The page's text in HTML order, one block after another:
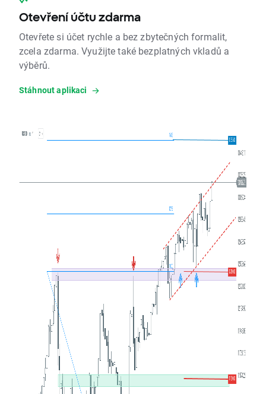
Otevření účtu zdarma
Otevřete si účet rychle a bez zbytečných formalit,
zcela zdarma. Využijte také bezplatných vkladů a
výběrů.
Stáhnout aplikaci